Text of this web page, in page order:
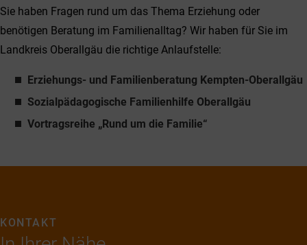
Sie haben Fragen rund um das Thema Erziehung oder
benötigen Beratung im Familienalltag? Wir haben für Sie im
Landkreis Oberallgäu die richtige Anlaufstelle:
Erziehungs- und Familienberatung Kempten-Oberallgäu
Sozialpädagogische Familienhilfe Oberallgäu
Vortragsreihe „Rund um die Familie“
KONTAKT